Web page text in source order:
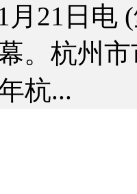
月21日电
。杭州
杭...